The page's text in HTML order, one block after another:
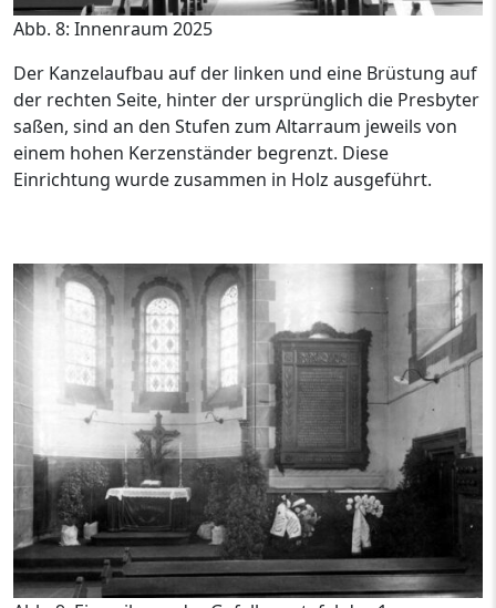
Abb. 8: Innenraum 2025
Der Kanzelaufbau auf der linken und eine Brüstung auf
der rechten Seite, hinter der ursprünglich die Presbyter
saßen, sind an den Stufen zum Altarraum jeweils von
einem hohen Kerzenständer begrenzt. Diese
Einrichtung wurde zusammen in Holz ausgeführt.